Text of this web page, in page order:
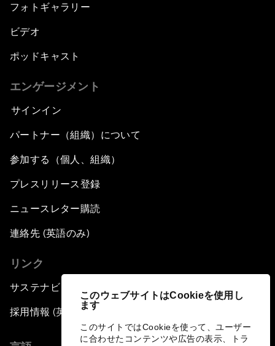
このウェブサイトはCookieを使用し
ます
このサイトではCookieを使って、ユーザー
に合わせたコンテンツや広告の表示、トラ
フォトギャラリー
ビデオ
ポッドキャスト
エンゲージメント
サインイン
パートナー（組織）について
参加する（個人、組織）
プレスリリース登録
ニュースレター購読
連絡先 (英語のみ)
リンク
サステナビリティへの取り組み
採用情報 (英語のみ)